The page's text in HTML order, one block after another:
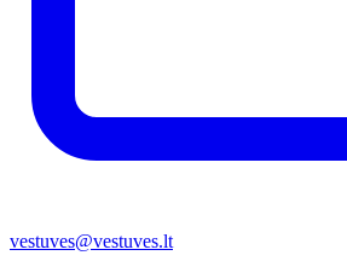
vestuves@vestuves.lt